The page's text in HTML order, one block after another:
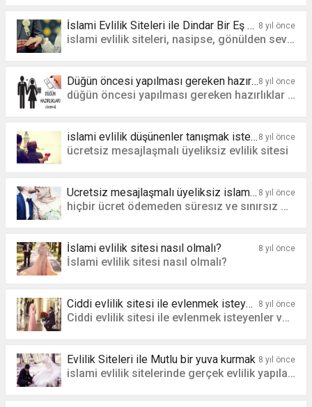
8 yıl önce
İslami Evlilik Siteleri ile Dindar Bir Eş Bulabilir miyim?
islami evlilik siteleri, nasipse, gönülden sevenler
8 yıl önce
Düğün öncesi yapılması gereken hazırlıklar
düğün öncesi yapılması gereken hazırlıklar nelerdir
8 yıl önce
islami evlilik düşünenler tanışmak isteyenler
ücretsiz mesajlaşmalı üyeliksiz evlilik sitesi
8 yıl önce
Ücretsiz mesajlaşmalı üyeliksiz islami evlilik sitesi olur mu?
hiçbir ücret ödemeden süresız ve sınırsız mesalaşma ve profil oluşturma.
8 yıl önce
İslami evlilik sitesi nasıl olmalı?
İslami evlilik sitesi nasıl olmalı?
8 yıl önce
Ciddi evlilik sitesi ile evlenmek isteyenler var mı?
Ciddi evlilik sitesi ile evlenmek isteyenler var mı?
8 yıl önce
Evlilik Siteleri ile Mutlu bir yuva kurmak
islami evlilik sitelerinde gerçek evlilik yapılabilir mi yuva kuranlar var mı